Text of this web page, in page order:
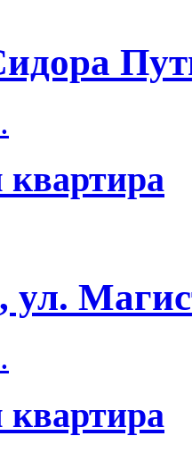
квартира
ул.
квартира